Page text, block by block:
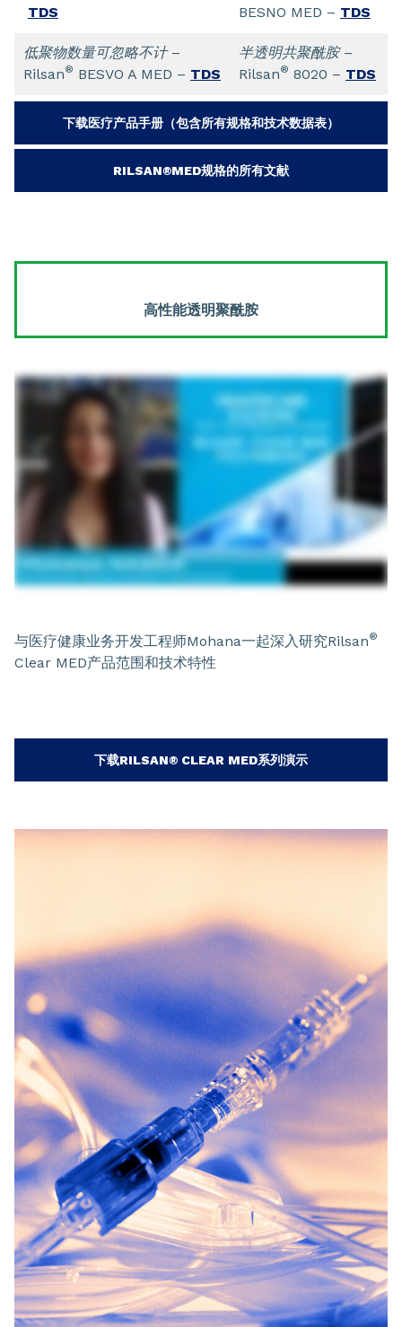
TDS
BESNO MED – TDS
低聚物数量可忽略不计–
Rilsan® BESVO A MED – TDS
半透明共聚酰胺–
Rilsan® 8020 – TDS
下载医疗产品手册（包含所有规格和技术数据表）
RILSAN®MED规格的所有文献
高性能透明聚酰胺
与医疗健康业务开发工程师Mohana一起深入研究Rilsan®
Clear MED产品范围和技术特性
下载RILSAN® CLEAR MED系列演示